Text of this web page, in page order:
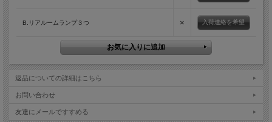
B.リアルームランプ３つ × 入荷連絡を希望
返品についての詳細はこちら
お問い合わせ
友達にメールですすめる